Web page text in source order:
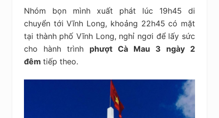
Nhóm bọn mình xuất phát lúc 19h45 di
chuyển tới Vĩnh Long, khoảng 22h45 có mặt
tại thành phố Vĩnh Long, nghỉ ngơi để lấy sức
cho hành trình phượt Cà Mau 3 ngày 2
đêm tiếp theo.